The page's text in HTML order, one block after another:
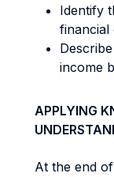
Identify
financial
income
APPLYING
At the end